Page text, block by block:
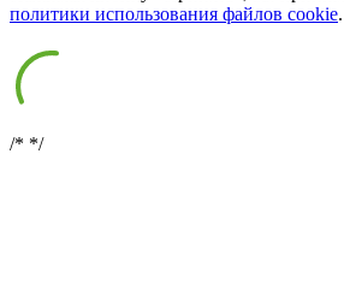
политики использования файлов cookie.
/* */